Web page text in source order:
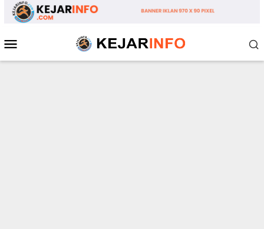
Loncat
Mobile